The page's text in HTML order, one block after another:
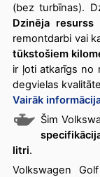
(bez turbīnas).
Dzinēja resurss
remontdarbi vai
tūkstošiem
ir ļoti atkarīgs no
degvielas
Vairāk
Šim
litri.
Volkswagen